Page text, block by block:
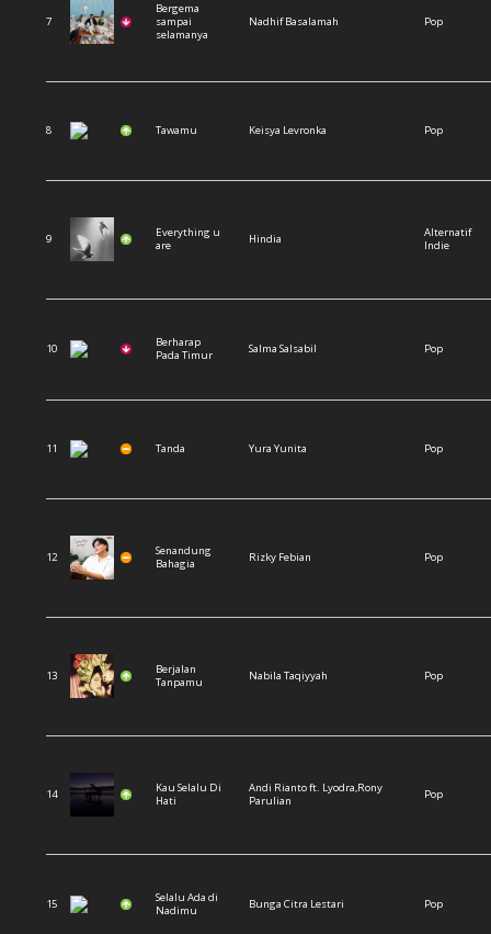
7
bergema
sampai
selamanya
Nadhif Basalamah Pop
8 Tawamu Keisya Levronka Pop
9
everything u
are
Hindia
Alternatif
Indie
10
Berharap
Pada Timur
Salma Salsabil Pop
11 Tanda Yura Yunita Pop
12
Senandung
Bahagia
Rizky Febian Pop
13
Berjalan
Tanpamu
Nabila Taqiyyah Pop
14
Kau Selalu Di
Hati
Andi Rianto ft. Lyodra,Rony
Parulian
Pop
15
Selalu Ada di
Nadimu
Bunga Citra Lestari Pop